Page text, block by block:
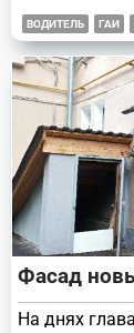
ВОДИТЕЛЬ ГАИ
Фасад
На днях